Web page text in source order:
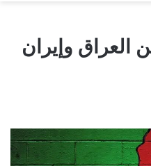
العراق وإيران